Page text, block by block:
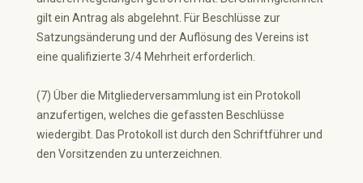
gilt ein Antrag als abgelehnt. Für Beschlüsse zur
Satzungsänderung und der Auflösung des Vereins ist
eine qualifizierte 3/4 Mehrheit erforderlich.
(7) Über die Mitgliederversammlung ist ein Protokoll
anzufertigen, welches die gefassten Beschlüsse
wiedergibt. Das Protokoll ist durch den Schriftführer und
den Vorsitzenden zu unterzeichnen.